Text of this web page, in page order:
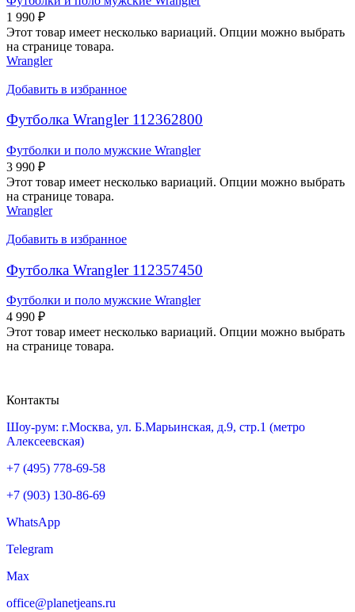
1 990 ₽
Этот товар имеет несколько вариаций. Опции можно выбрать
на странице товара.
Wrangler
Добавить в избранное
Футболка Wrangler 112362800
Футболки и поло мужские Wrangler
3 990 ₽
Этот товар имеет несколько вариаций. Опции можно выбрать
на странице товара.
Wrangler
Добавить в избранное
Футболка Wrangler 112357450
Футболки и поло мужские Wrangler
4 990 ₽
Этот товар имеет несколько вариаций. Опции можно выбрать
на странице товара.
Контакты
Шоу-рум: г.Москва, ул. Б.Марьинская, д.9, стр.1 (метро
Алексеевская)
+7 (495) 778-69-58
+7 (903) 130-86-69
WhatsApp
Telegram
Max
office@planetjeans.ru